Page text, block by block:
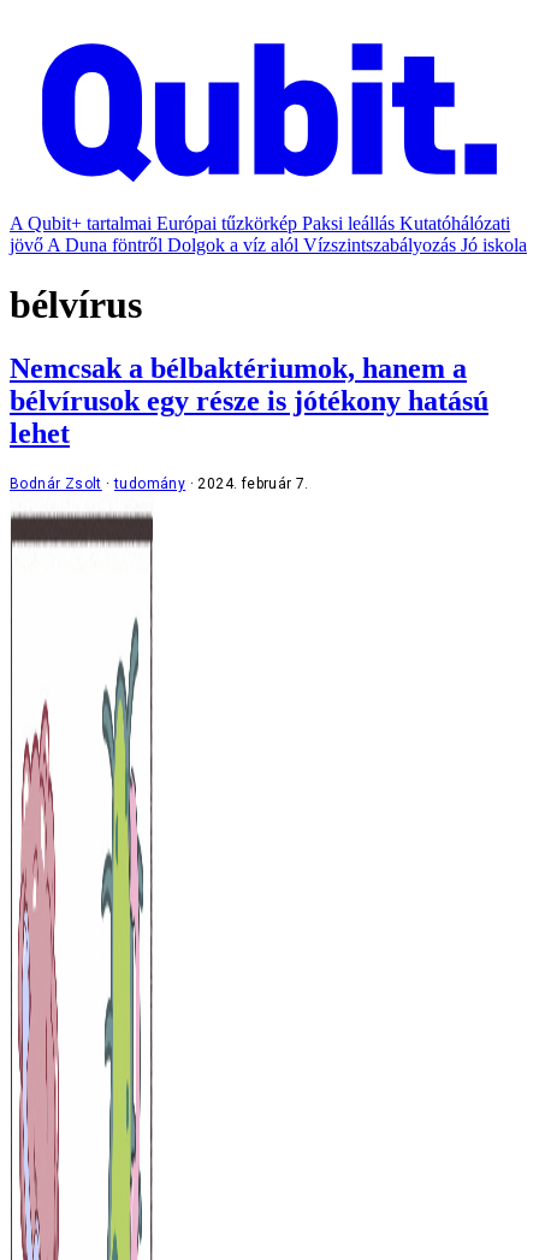
A Qubit+ tartalmai Európai tűzkörkép Paksi leállás Kutatóhálózati
jövő A Duna föntről Dolgok a víz alól Vízszintszabályozás Jó iskola
bélvírus
Nemcsak a bélbaktériumok, hanem a
bélvírusok egy része is jótékony hatású
lehet
Bodnár Zsolt tudomány 2024. február 7.